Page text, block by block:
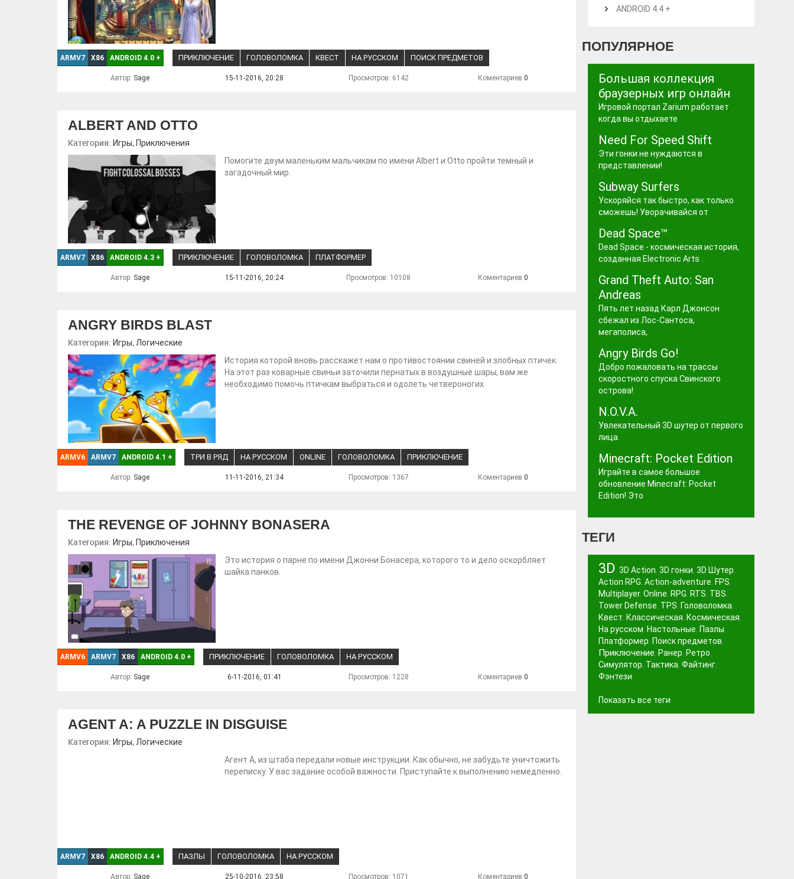
ARMV7 X86 ANDROID 4.0 + ПРИКЛЮЧЕНИЕ ГОЛОВОЛОМКА КВЕСТ НА РУССКОМ ПОИСК ПРЕДМЕТОВ
Автор: Sage 15-11-2016, 20:28 Просмотров: 6142 Коментариев 0
ALBERT AND OTTO
Категория: Игры, Приключения
Помогите двум маленьким мальчикам по имени Albert и Otto пройти темный и
загадочный мир.
ARMV7 X86 ANDROID 4.3 + ПРИКЛЮЧЕНИЕ ГОЛОВОЛОМКА ПЛАТФОРМЕР
Автор: Sage 15-11-2016, 20:24 Просмотров: 10108 Коментариев 0
ANGRY BIRDS BLAST
Категория: Игры, Логические
История которой вновь расскажет нам о противостоянии свиней и злобных птичек.
На этот раз коварные свиньи заточили пернатых в воздушные шары, вам же
необходимо помочь птичкам выбраться и одолеть четвероногих.
ARMV6 ARMV7 ANDROID 4.1 + ТРИ В РЯД НА РУССКОМ ONLINE ГОЛОВОЛОМКА ПРИКЛЮЧЕНИЕ
Автор: Sage 11-11-2016, 21:34 Просмотров: 1367 Коментариев 0
THE REVENGE OF JOHNNY BONASERA
Категория: Игры, Приключения
Это история о парне по имени Джонни Бонасера, которого то и дело оскорбляет
шайка панков.
ARMV6 ARMV7 X86 ANDROID 4.0 + ПРИКЛЮЧЕНИЕ ГОЛОВОЛОМКА НА РУССКОМ
Автор: Sage 6-11-2016, 01:41 Просмотров: 1228 Коментариев 0
AGENT A: A PUZZLE IN DISGUISE
Категория: Игры, Логические
Агент А, из штаба передали новые инструкции. Как обычно, не забудьте уничтожить
переписку. У вас задание особой важности. Приступайте к выполнению немедленно.
ARMV7 X86 ANDROID 4.4 + ПАЗЛЫ ГОЛОВОЛОМКА НА РУССКОМ
Автор: Sage 25-10-2016, 23:58 Просмотров: 1071 Коментариев 0
ANDROID 4.4 +
ПОПУЛЯРНОЕ
Большая коллекция
браузерных игр онлайн
Игровой портал Zarium работает
когда вы отдыхаете
Need For Speed Shift
Эти гонки не нуждаются в
представлении!
Subway Surfers
Ускоряйся так быстро, как только
сможешь! Уворачивайся от
Dead Space™
Dead Space - космическая история,
созданная Electronic Arts .
Grand Theft Auto: San
Andreas
Пять лет назад Карл Джонсон
сбежал из Лос-Сантоса,
мегаполиса,
Angry Birds Go!
Добро пожаловать на трассы
скоростного спуска Свинского
острова!
N.O.V.A.
Увлекательный 3D шутер от первого
лица.
Minecraft: Pocket Edition
Играйте в самое большое
обновление Minecraft: Pocket
Edition! Это
ТЕГИ
3D, 3D Action, 3D гонки, 3D Шутер,
Action RPG, Action-adventure, FPS,
Multiplayer, Online, RPG, RTS, TBS,
Tower Defense, TPS, Головоломка,
Квест, Классическая, Космическая,
На русском, Настольные, Пазлы,
Платформер, Поиск предметов,
Приключение, Ранер, Ретро,
Симулятор, Тактика, Файтинг,
Фэнтези
Показать все теги